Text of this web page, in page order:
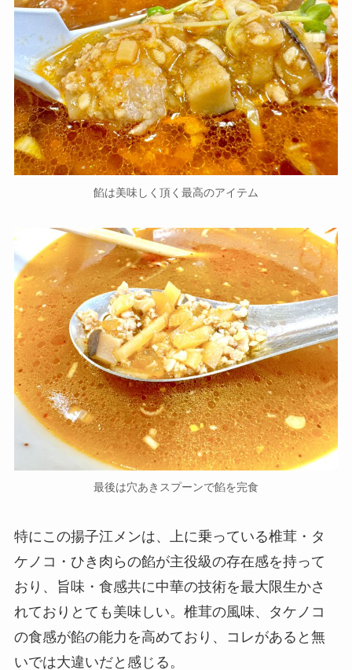
餡は美味しく頂く最高のアイテム
最後は穴あきスプーンで餡を完食
特にこの揚子江メンは、上に乗っている椎茸・タ
ケノコ・ひき肉らの餡が主役級の存在感を持って
おり、旨味・食感共に中華の技術を最大限生かさ
れておりとても美味しい。椎茸の風味、タケノコ
の食感が餡の能力を高めており、コレがあると無
いでは大違いだと感じる。